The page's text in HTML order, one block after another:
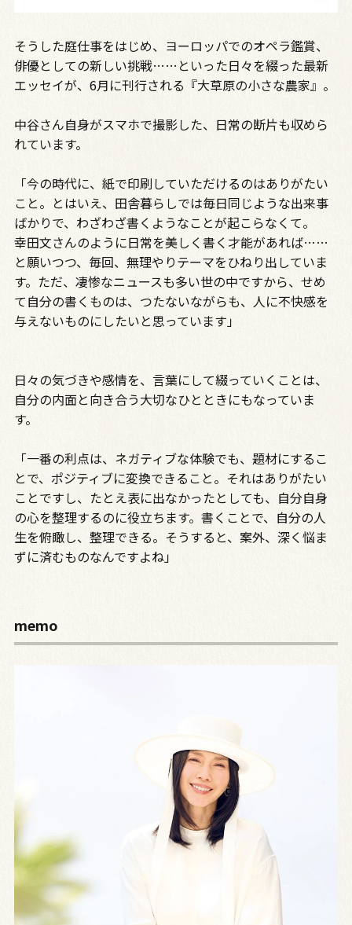
そうした庭仕事をはじめ、ヨーロッパでのオペラ鑑賞、
俳優としての新しい挑戦……といった日々を綴った最新
エッセイが、6月に刊行される『大草原の小さな農家』。
中谷さん自身がスマホで撮影した、日常の断片も収めら
れています。
「今の時代に、紙で印刷していただけるのはありがたい
こと。とはいえ、田舎暮らしでは毎日同じような出来事
ばかりで、わざわざ書くようなことが起こらなくて。
幸田文さんのように日常を美しく書く才能があれば……
と願いつつ、毎回、無理やりテーマをひねり出していま
す。ただ、凄惨なニュースも多い世の中ですから、せめ
て自分の書くものは、つたないながらも、人に不快感を
与えないものにしたいと思っています」
日々の気づきや感情を、言葉にして綴っていくことは、
自分の内面と向き合う大切なひとときにもなっていま
す。
「一番の利点は、ネガティブな体験でも、題材にするこ
とで、ポジティブに変換できること。それはありがたい
ことですし、たとえ表に出なかったとしても、自分自身
の心を整理するのに役立ちます。書くことで、自分の人
生を俯瞰し、整理できる。そうすると、案外、深く悩ま
ずに済むものなんですよね」
memo